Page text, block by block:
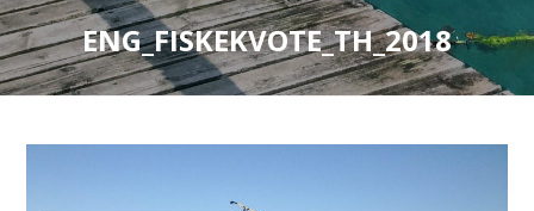
ENG_FISKEKVOTE_TH_2018